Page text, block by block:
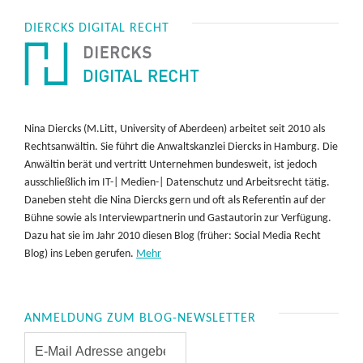
DIERCKS DIGITAL RECHT
Nina Diercks (M.Litt, University of Aberdeen) arbeitet seit 2010 als
Rechtsanwältin. Sie führt die Anwaltskanzlei Diercks in Hamburg. Die
Anwältin berät und vertritt Unternehmen bundesweit, ist jedoch
ausschließlich im IT-| Medien-| Datenschutz und Arbeitsrecht tätig.
Daneben steht die Nina Diercks gern und oft als Referentin auf der
Bühne sowie als Interviewpartnerin und Gastautorin zur Verfügung.
Dazu hat sie im Jahr 2010 diesen Blog (früher: Social Media Recht
Blog) ins Leben gerufen. Mehr
ANMELDUNG ZUM BLOG-NEWSLETTER